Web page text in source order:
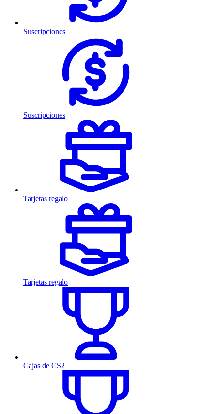
Suscripciones
Suscripciones
Tarjetas regalo
Tarjetas regalo
Cajas de CS2